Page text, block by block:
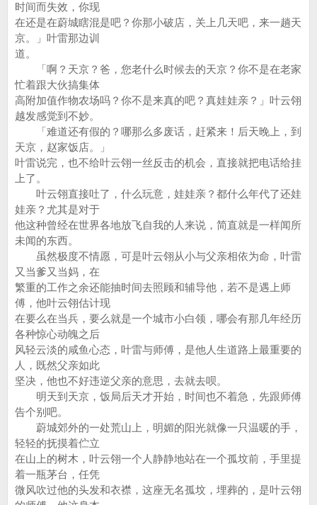
时间而失效，你现
在还是在蔚城瞎混是吧？你那小破店，关上几天吧，来一趟天
京。」叶雷那边训
道。
「啊？天京？爸，您老什么时候去的天京？你不是在老家
忙着跟大伙搞集体
高附加值作物农场吗？你不是来真的吧？真娃娃亲？」叶云翎
越发感觉到不妙。
「难道还有假的？哪那么多废话，赶紧来！后天晚上，到
天京，赵家饭店。」
叶雷说完，也不给叶云翎一丝反击的机会，直接就把电话给挂
上了。
叶云翎直接吐了，什么玩意，娃娃亲？都什么年代了还娃
娃亲？尤其是对于
他这种曾经在世界各地放飞自我的人来说，简直就是一样闻所
未闻的东西。
虽然极度不情愿，可是叶云翎从小与父亲相依为命，叶雷
又当爹又当妈，在
繁重的工作之余还能抽时间去照顾和辅导他，若不是遇上师
傅，他叶云翎估计现
在要么在当兵，要么就是一个城市小白领，哪会有那几年经历
各种惊心动魄之后
风轻云淡的咸鱼心态，叶雷与师傅，是他人生道路上最重要的
人，既然父亲如此
坚决，他也不好违逆父亲的意思，去就去呗。
明天到天京，饭局后天才开始，时间也不着急，先跟师傅
告个别吧。
蔚城郊外的一处荒山上，明媚的阳光就像一只温暖的手，
轻轻的抚摸着伫立
在山上的树木，叶云翎一个人静静地站在一个孤坟前，手里提
着一瓶茅台，任凭
微风吹过他的头发和衣襟，这座无名孤坟，埋葬的，是叶云翎